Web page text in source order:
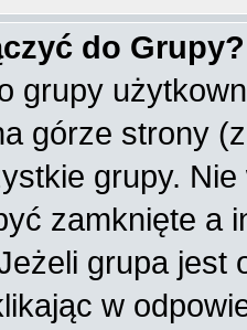
do Grupy?
grupy
górze strony
grupy.
zamknięte a
grupa
w